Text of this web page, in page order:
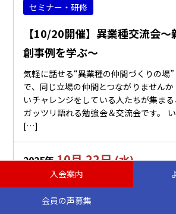
セミナー・研修
【10/20開催】異業種交流会
創事例を学ぶ～
気軽に話せる“異業種の仲間づくりの場
で、同じ立場の仲間とつながりません
いチャレンジをしている人たちが集ま
ガッツリ語れる勉強会＆交流会です。
[…]
2025年10月 22日(水)
2025年10月22日(水)
14:00 ～16:00
入会案内
会員の声募集